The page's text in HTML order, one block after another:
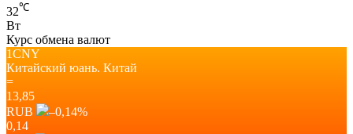
32℃
Вт
Курс обмена валют
1CNY
Китайский юань. Китай
=
13,85
RUB
–0,14%
0,14